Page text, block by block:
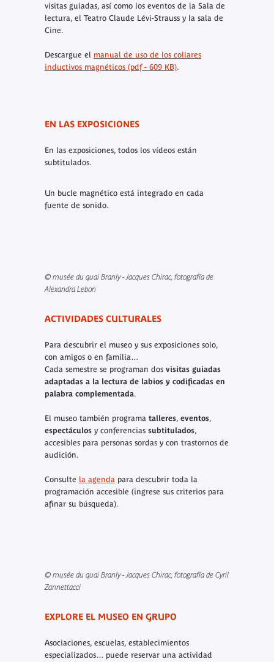
visitas guiadas, así como los eventos de la Sala de
lectura, el Teatro Claude Lévi-Strauss y la sala de
Cine.
Descargue el manual de uso de los collares
inductivos magnéticos (pdf - 609 KB).
EN LAS EXPOSICIONES
En las exposiciones, todos los vídeos están
subtitulados.
Un bucle magnético está integrado en cada
fuente de sonido.
© musée du quai Branly - Jacques Chirac, fotografía de
Alexandra Lebon
ACTIVIDADES CULTURALES
Para descubrir el museo y sus exposiciones solo,
con amigos o en familia…
Cada semestre se programan dos visitas guiadas
adaptadas a la lectura de labios y codificadas en
palabra complementada.
El museo también programa talleres, eventos,
espectáculosy conferencias subtitulados,
accesibles para personas sordas y con trastornos de
audición.
Consulte la agenda para descubrir toda la
programación accesible (ingrese sus criterios para
afinar su búsqueda).
© musée du quai Branly - Jacques Chirac, fotografía de Cyril
Zannettacci
EXPLORE EL MUSEO EN GRUPO
Asociaciones, escuelas, establecimientos
especializados… puede reservar una actividad